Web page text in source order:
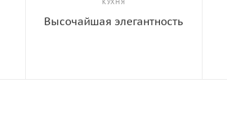
КУХНЯ
Высочайшая элегантность